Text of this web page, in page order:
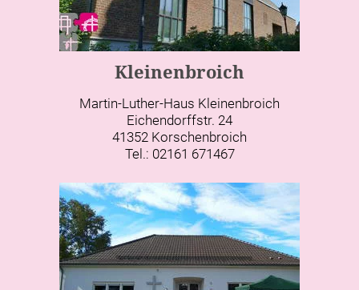
Kleinenbroich
Martin-Luther-Haus Kleinenbroich
Eichendorffstr. 24
41352 Korschenbroich
Tel.: 02161 671467